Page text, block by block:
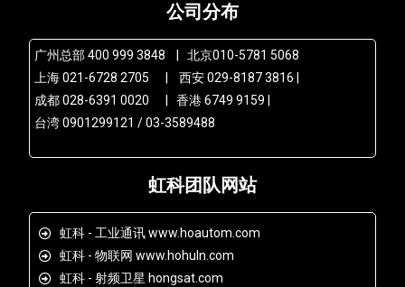
公司分布
广州总部 400 999 3848 | 北京010-5781 5068
上海 021-6728 2705 | 西安 029-8187 3816 |
成都 028-6391 0020 | 香港 6749 9159 |
台湾 0901299121 / 03-3589488
虹科团队网站
虹科 - 工业通讯 www.hoautom.com
虹科 - 物联网 www.hohuln.com
虹科 - 射频卫星 hongsat.com